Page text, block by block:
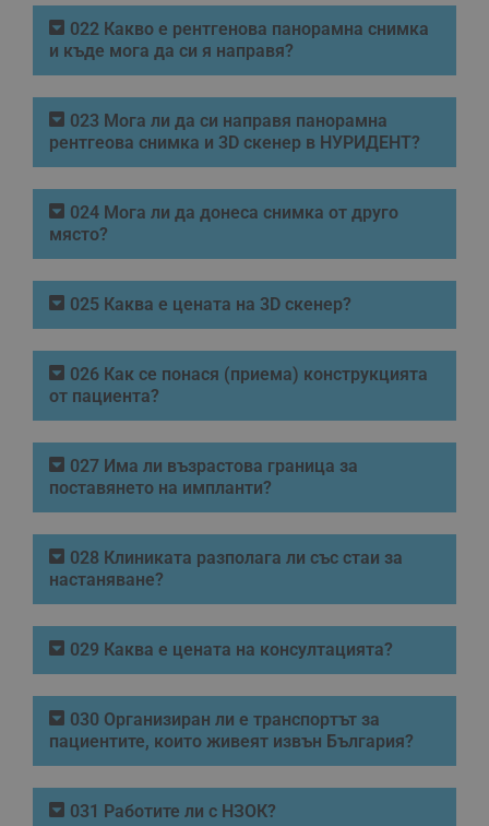
022 Какво е рентгенова панорамна снимка
и къде мога да си я направя?
023 Мога ли да си направя панорамна
рентгеова снимка и 3D скенер в НУРИДЕНТ?
024 Мога ли да донеса снимка от друго
място?
025 Каква е цената на 3D скенер?
026 Как се понася (приема) конструкцията
от пациента?
027 Има ли възрастова граница за
поставянето на импланти?
028 Клиниката разполага ли със стаи за
настаняване?
029 Каква е цената на консултацията?
030 Организиран ли е транспортът за
пациентите, които живеят извън България?
031 Работите ли с НЗОК?